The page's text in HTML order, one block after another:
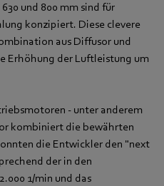
und 800 mm sind für
konzipiert. Diese clevere
aus Diffusor und
Erhöhung der Luftleistung um
- unter anderem
kombiniert die bewährten
die Entwickler den "next
der in den
1/min und das